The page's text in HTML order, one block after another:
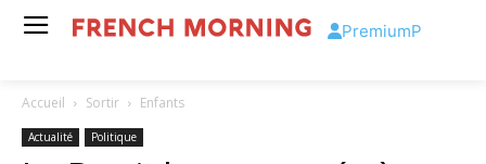
PremiumP
Accueil Sortir Enfants
Actualité Politique